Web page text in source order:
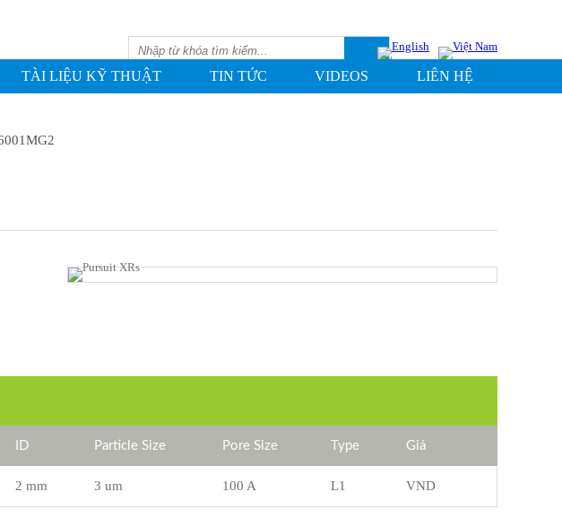
TÀI LIỆU KỸ THUẬT TIN TỨC VIDEOS LIÊN HỆ
ID Particle Size Pore Size Type Giá
2 mm 3 um 100 A L1 VND